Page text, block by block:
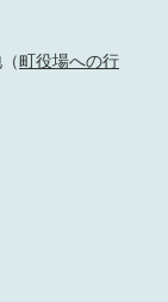
町役場への行